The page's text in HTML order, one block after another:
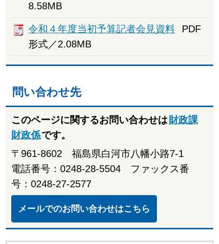
8.58MB
令和４年度当初予算記者会見資料
PDF
形式／2.08MB
問い合わせ先
このページに関するお問い合わせは財政課
財政係です。
〒961-8602 福島県白河市八幡小路7-1
電話番号：0248-28-5504 ファックス番
号：0248-27-2577
メールでのお問い合わせはこちら